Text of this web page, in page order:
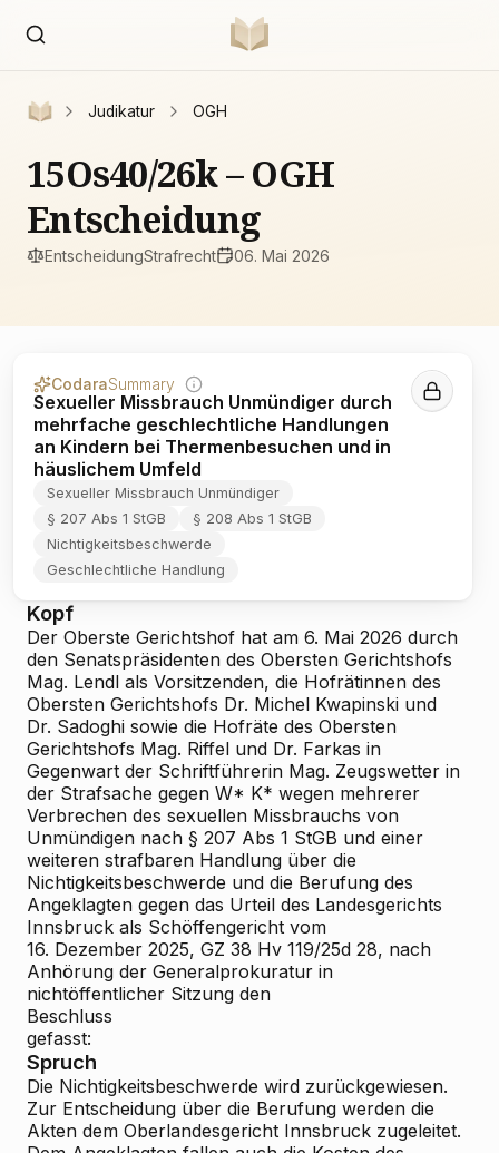
Judikatur OGH
15Os40/26k – OGH
Entscheidung
EntscheidungStrafrecht 06. Mai 2026
CodaraSummary
Sexueller Missbrauch Unmündiger durch
mehrfache geschlechtliche Handlungen
an Kindern bei Thermenbesuchen und in
häuslichem Umfeld
Sexueller Missbrauch Unmündiger
§ 207 Abs 1 StGB
§ 208 Abs 1 StGB
Nichtigkeitsbeschwerde
Geschlechtliche Handlung
Kopf
Der Oberste Gerichtshof hat am 6. Mai 2026 durch
den Senatspräsidenten des Obersten Gerichtshofs
Mag. Lendl als Vorsitzenden, die Hofrätinnen des
Obersten Gerichtshofs Dr. Michel Kwapinski und
Dr. Sadoghi sowie die Hofräte des Obersten
Gerichtshofs Mag. Riffel und Dr. Farkas in
Gegenwart der Schriftführerin Mag. Zeugswetter in
der Strafsache gegen W* K* wegen mehrerer
Verbrechen des sexuellen Missbrauchs von
Unmündigen nach § 207 Abs 1 StGB und einer
weiteren strafbaren Handlung über die
Nichtigkeitsbeschwerde und die Berufung des
Angeklagten gegen das Urteil des Landesgerichts
Innsbruck als Schöffengericht vom
16. Dezember 2025, GZ 38 Hv 119/25d 28, nach
Anhörung der Generalprokuratur in
nichtöffentlicher Sitzung den
Beschluss
gefasst:
Spruch
Die Nichtigkeitsbeschwerde wird zurückgewiesen.
Zur Entscheidung über die Berufung werden die
Akten dem Oberlandesgericht Innsbruck zugeleitet.